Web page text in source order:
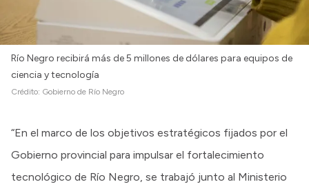
Río Negro recibirá más de 5 millones de dólares para equipos de
ciencia y tecnología
Crédito: Gobierno de Río Negro
“En el marco de los objetivos estratégicos fijados por el
Gobierno provincial para impulsar el fortalecimiento
tecnológico de Río Negro, se trabajó junto al Ministerio